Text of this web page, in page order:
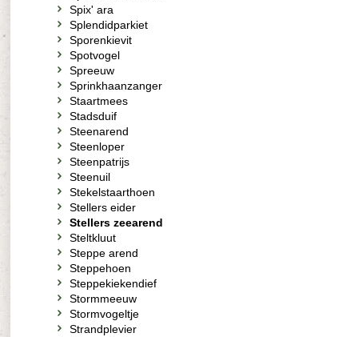
Spix' ara
Splendidparkiet
Sporenkievit
Spotvogel
Spreeuw
Sprinkhaanzanger
Staartmees
Stadsduif
Steenarend
Steenloper
Steenpatrijs
Steenuil
Stekelstaarthoen
Stellers eider
Stellers zeearend
Steltkluut
Steppe arend
Steppehoen
Steppekiekendief
Stormmeeuw
Stormvogeltje
Strandplevier